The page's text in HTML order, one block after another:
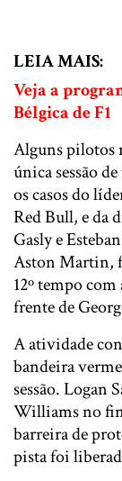
LEIA MAIS:
Veja a
Bélgica de F1
Alguns pilotos
única sessão
os casos do
Red Bull, e da
Gasly e
Aston Martin,
12º tempo
frente de
A atividade
bandeira
sessão. Logan
Williams no
barreira de
pista foi